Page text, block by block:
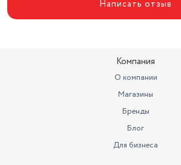
Написать отзыв
Компания
О компании
Магазины
Бренды
Блог
Для бизнеса